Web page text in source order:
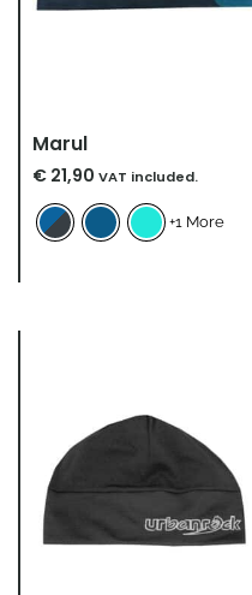
Marul
€ 21,90 VAT included.
+1 More